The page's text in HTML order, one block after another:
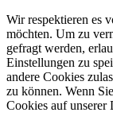
Wir respektieren es
möchten. Um zu
gefragt werden,
Einstellungen zu
andere Cookies
zu können. Wenn
Cookies auf unserer